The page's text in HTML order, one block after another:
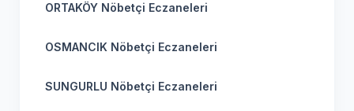
ORTAKÖY Nöbetçi Eczaneleri
OSMANCIK Nöbetçi Eczaneleri
SUNGURLU Nöbetçi Eczaneleri